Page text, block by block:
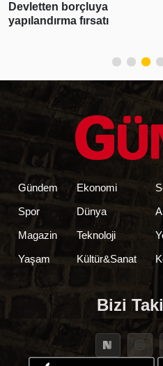
Devletten borçluya
yapılandırma fırsatı
Gündem
Spor
Magazin
Yaşam
Ekonomi
Dünya
Teknoloji
Kültür&Sanat
Bizi